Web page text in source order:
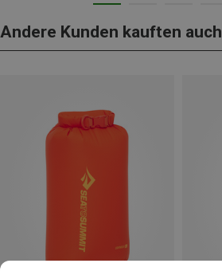
Andere Kunden kauften auch